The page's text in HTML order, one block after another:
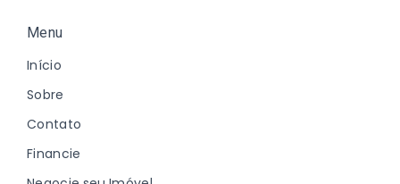
Menu
Início
Sobre
Contato
Financie